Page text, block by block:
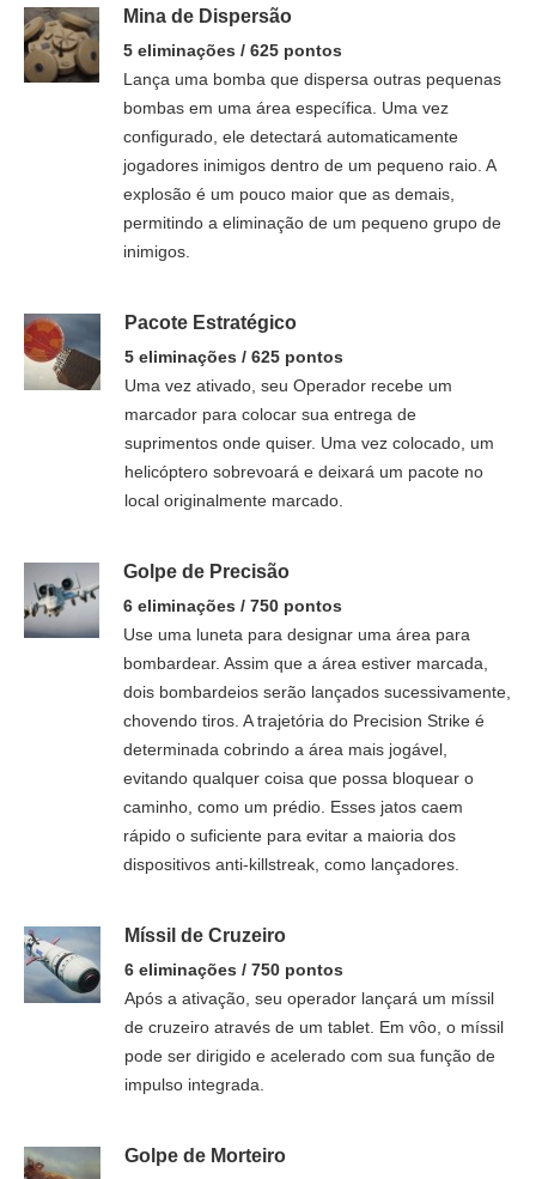
Mina de Dispersão
5 eliminações / 625 pontos
Lança uma bomba que dispersa outras pequenas
bombas em uma área específica. Uma vez
configurado, ele detectará automaticamente
jogadores inimigos dentro de um pequeno raio. A
explosão é um pouco maior que as demais,
permitindo a eliminação de um pequeno grupo de
inimigos.
Pacote Estratégico
5 eliminações / 625 pontos
Uma vez ativado, seu Operador recebe um
marcador para colocar sua entrega de
suprimentos onde quiser. Uma vez colocado, um
helicóptero sobrevoará e deixará um pacote no
local originalmente marcado.
Golpe de Precisão
6 eliminações / 750 pontos
Use uma luneta para designar uma área para
bombardear. Assim que a área estiver marcada,
dois bombardeios serão lançados sucessivamente,
chovendo tiros. A trajetória do Precision Strike é
determinada cobrindo a área mais jogável,
evitando qualquer coisa que possa bloquear o
caminho, como um prédio. Esses jatos caem
rápido o suficiente para evitar a maioria dos
dispositivos anti-killstreak, como lançadores.
Míssil de Cruzeiro
6 eliminações / 750 pontos
Após a ativação, seu operador lançará um míssil
de cruzeiro através de um tablet. Em vôo, o míssil
pode ser dirigido e acelerado com sua função de
impulso integrada.
Golpe de Morteiro